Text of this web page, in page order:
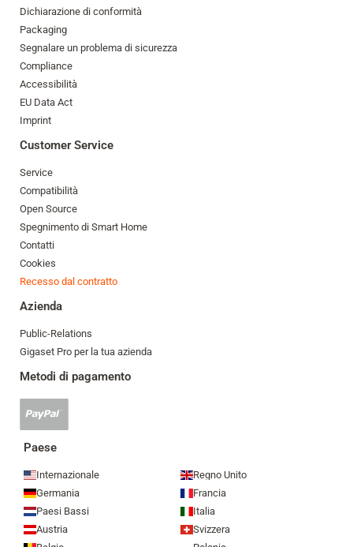
Dichiarazione di conformità
Packaging
Segnalare un problema di sicurezza
Compliance
Accessibilità
EU Data Act
Imprint
Customer Service
Service
Compatibilità
Open Source
Spegnimento di Smart Home
Contatti
Cookies
Recesso dal contratto
Azienda
Public-Relations
Gigaset Pro per la tua azienda
Metodi di pagamento
Paypal
Paese
Internazionale
Regno Unito
Germania
Francia
Paesi Bassi
Italia
Austria
Svizzera